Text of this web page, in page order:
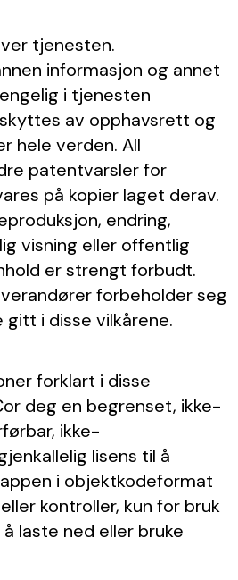
tjenesten.
informasjon og annet
i tjenesten
av opphavsrett og
hele verden. All
patentvarsler for
på kopier laget derav.
endring,
visning eller offentlig
er strengt forbudt.
forbeholder seg
i disse vilkårene.
forklart i disse
deg en begrenset, ikke-
ikke-
lisens til å
i objektkodeformat
kontroller, kun for bruk
laste ned eller bruke